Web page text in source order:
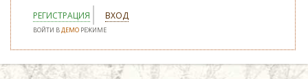
РЕГИСТРАЦИЯ ВХОД
ВОЙТИ ВДЕМО РЕЖИМЕ